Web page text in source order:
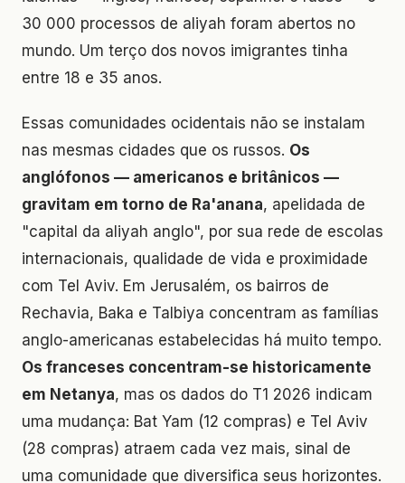
30 000 processos de aliyah foram abertos no
mundo. Um terço dos novos imigrantes tinha
entre 18 e 35 anos.
Essas comunidades ocidentais não se instalam
nas mesmas cidades que os russos. Os
anglófonos — americanos e britânicos —
gravitam em torno de Ra'anana, apelidada de
"capital da aliyah anglo", por sua rede de escolas
internacionais, qualidade de vida e proximidade
com Tel Aviv. Em Jerusalém, os bairros de
Rechavia, Baka e Talbiya concentram as famílias
anglo-americanas estabelecidas há muito tempo.
Os franceses concentram-se historicamente
em Netanya, mas os dados do T1 2026 indicam
uma mudança: Bat Yam (12 compras) e Tel Aviv
(28 compras) atraem cada vez mais, sinal de
uma comunidade que diversifica seus horizontes.